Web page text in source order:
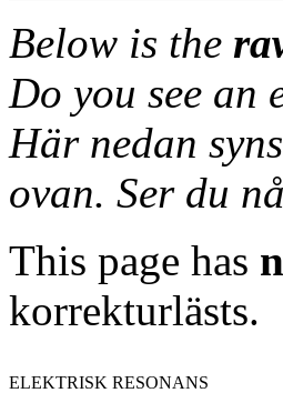
Below is the
Do you see an
Här nedan syns
ovan. Ser du
This page has
korrekturlästs.
ELEKTRISK RESONANS